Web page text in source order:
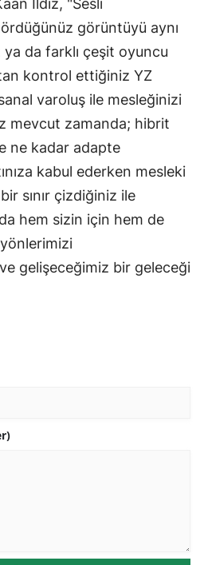
İldiz, "Sesli
görüntüyü aynı
da farklı çeşit oyuncu
kontrol ettiğiniz YZ
varoluş ile mesleğinizi
mevcut zamanda; hibrit
ne kadar adapte
kabul ederken mesleki
bir sınır çizdiğiniz ile
hem sizin için hem de
gelişeceğimiz bir geleceği